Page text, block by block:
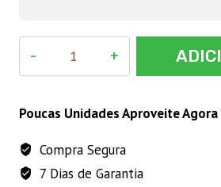
7/16
50
metros
Poucas Unidades Aproveite Agora
Compra Segura
7 Dias de Garantia